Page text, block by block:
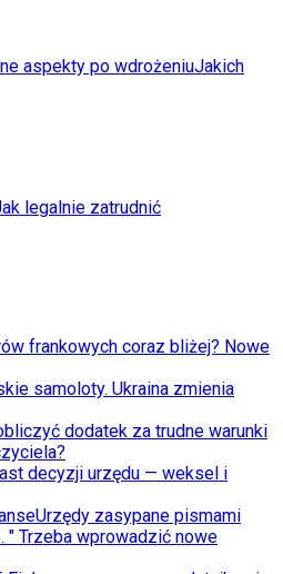
aspekty po wdrożeniuJakich
legalnie zatrudnić
frankowych coraz bliżej? Nowe
samoloty. Ukraina zmienia
dodatek za trudne warunki
decyzji urzędu — weksel i
Urzędy zasypane pismami
" Trzeba wprowadzić nowe